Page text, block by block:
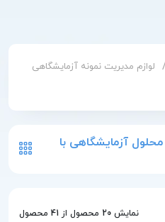
لوازم مدیریت نمونه آزمایشگاهی
آزمایشگاهی با
نمایش 20 محصول از 41 محصول